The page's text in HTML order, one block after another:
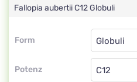
Fallopia aubertiiC12Globuli
Form
Form
Potenz
Globuli
C12